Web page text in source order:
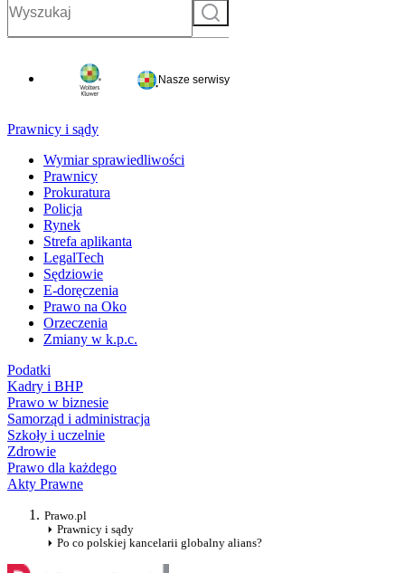
Szukaj
Nasze serwisy
Prawnicy i sądy
Wymiar sprawiedliwości
Prawnicy
Prokuratura
Policja
Rynek
Strefa aplikanta
LegalTech
Sędziowie
E-doręczenia
Prawo na Oko
Orzeczenia
Zmiany w k.p.c.
Podatki
Kadry i BHP
Prawo w biznesie
Samorząd i administracja
Szkoły i uczelnie
Zdrowie
Prawo dla każdego
Akty Prawne
Prawo.pl
Prawnicy i sądy
Po co polskiej kancelarii globalny alians?